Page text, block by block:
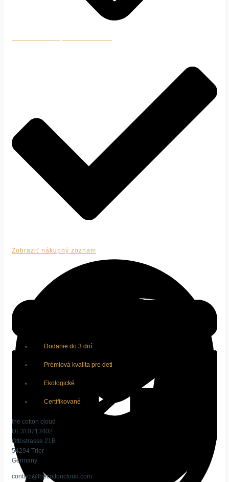
Zobraziť nákupný zoznam
Dodanie do 3 dní
Prémiová kvalita pre deti
Ekologické
Certifikované
the cotton cloud
DE310713402
Ottostrasse 21B
54294 Trier
Germany
contact@thecottoncloud.com